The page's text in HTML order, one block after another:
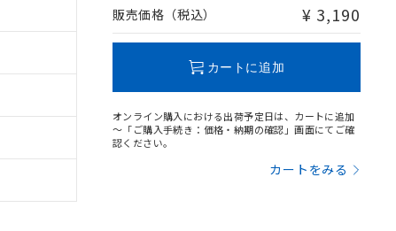
販売価格（税込） ¥ 3,190
カートに追加
オンライン購入における出荷予定日は、カートに追加
～「ご購入手続き：価格・納期の確認」画面にてご確
認ください。
カートをみる